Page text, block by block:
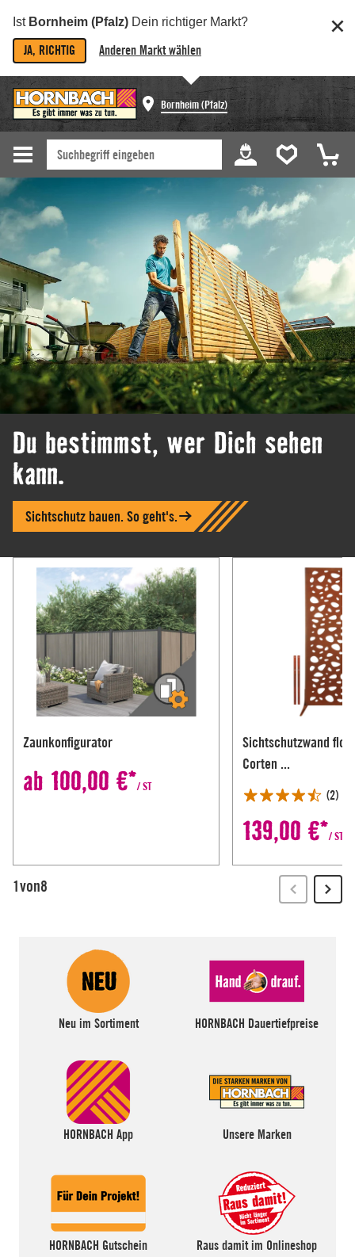
Ist Bornheim (Pfalz) Dein richtiger Markt?
JA, RICHTIG Anderen Markt wählen
Bornheim (Pfalz)